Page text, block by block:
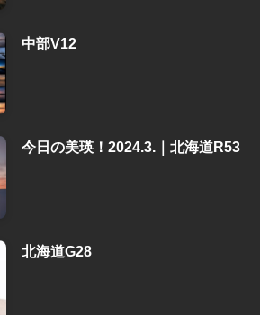
中部V12
今日の美瑛！2024.3.｜北海道R53
北海道G28